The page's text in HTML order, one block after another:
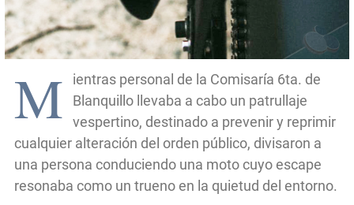
M
ientras personal de la Comisaría 6ta. de
Blanquillo llevaba a cabo un patrullaje
vespertino, destinado a prevenir y reprimir
cualquier alteración del orden público, divisaron a
una persona conduciendo una moto cuyo escape
resonaba como un trueno en la quietud del entorno.